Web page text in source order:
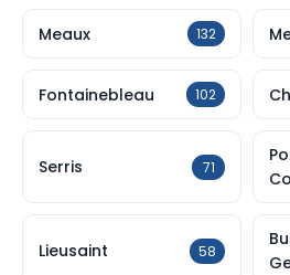
Meaux 132
Fontainebleau 102
Serris 71
Lieusaint 58